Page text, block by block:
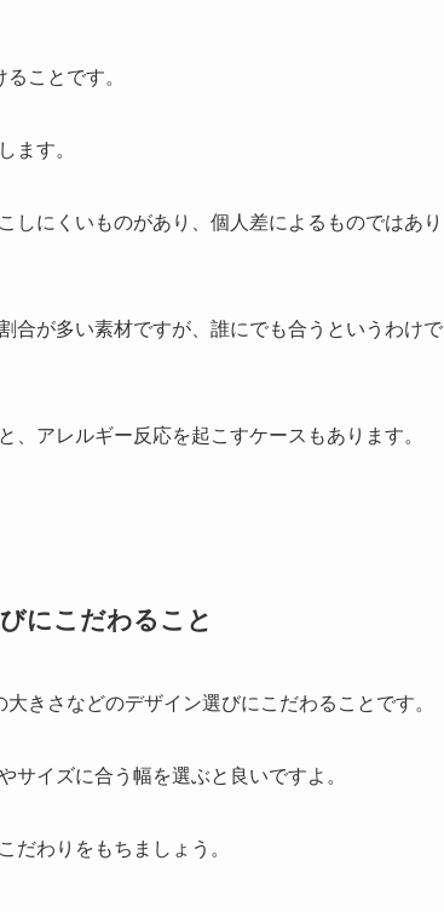
ことです。
ます。
しにくいものがあり、個人差によるものではあり
合が多い素材ですが、誰にでも合うというわけで
アレルギー反応を起こすケースもあります。
にこだわること
きさなどのデザイン選びにこだわることです。
サイズに合う幅を選ぶと良いですよ。
だわりをもちましょう。